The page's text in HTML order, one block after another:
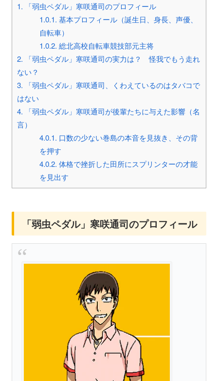
1. 「弱虫ペダル」寒咲通司のプロフィール
1.0.1. 基本プロフィール（誕生日、身長、声優、
自転車）
1.0.2. 総北高校自転車競技部元主将
2. 「弱虫ペダル」寒咲通司の実力は？ 怪我でもう走れ
ない？
3. 「弱虫ペダル」寒咲通司、くわえているのはタバコで
はない
4. 「弱虫ペダル」寒咲通司が後輩たちに与えた影響（名
言）
4.0.1. 口数の少ない巻島の本音を見抜き、その背
を押す
4.0.2. 体格で挫折した田所にスプリンターの才能
を見出す
「弱虫ペダル」寒咲通司のプロフィール